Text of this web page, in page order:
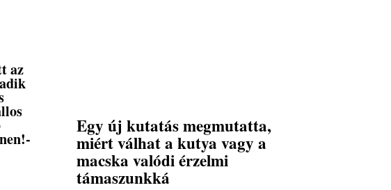
az
Egy új kutatás megmutatta,
miért válhat a kutya vagy a
macska valódi érzelmi
támaszunkká